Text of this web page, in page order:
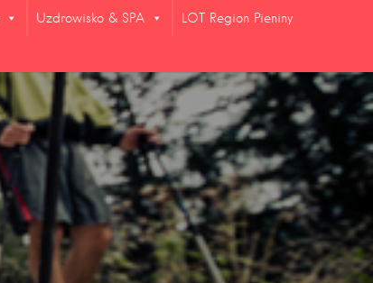
Uzdrowisko & SPA LOT Region Pieniny